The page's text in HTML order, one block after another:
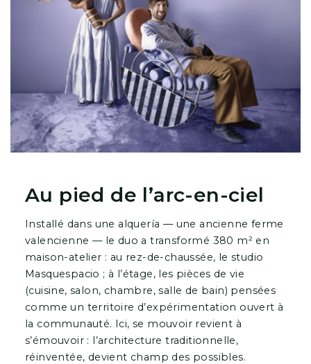
Au pied de l’arc-en-ciel
Installé dans une alquería — une ancienne ferme
valencienne — le duo a transformé 380 m² en
maison-atelier : au rez-de-chaussée, le studio
Masquespacio ; à l’étage, les pièces de vie
(cuisine, salon, chambre, salle de bain) pensées
comme un territoire d’expérimentation ouvert à
la communauté. Ici, se mouvoir revient à
s’émouvoir : l’architecture traditionnelle,
réinventée, devient champ des possibles.